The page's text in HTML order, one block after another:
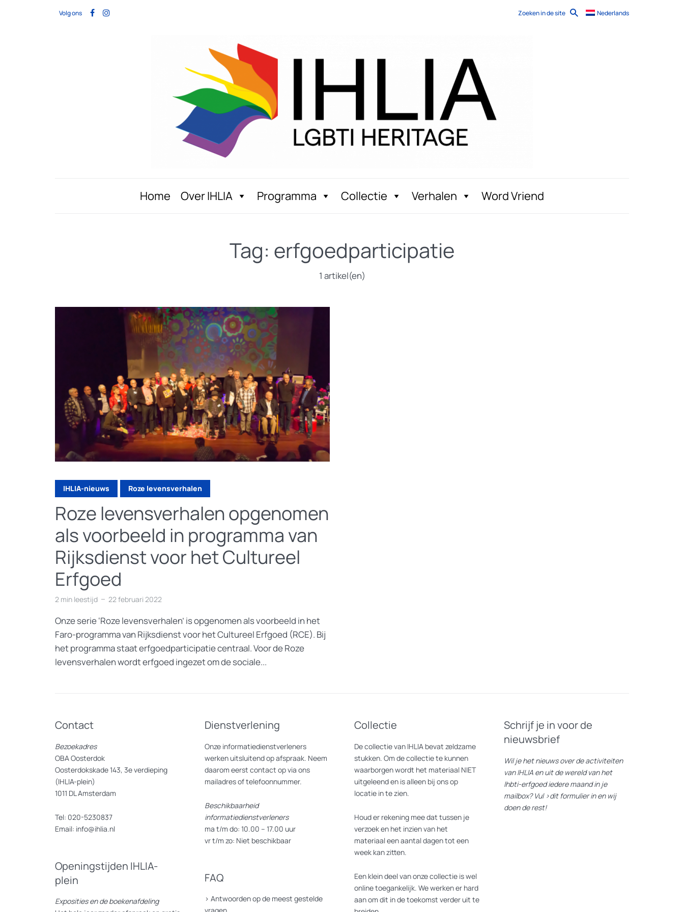
Volg ons Zoeken in de site Nederlands
Home Over IHLIA Programma Collectie Verhalen Word Vriend
Tag: erfgoedparticipatie
1 artikel(en)
IHLIA-nieuws Roze levensverhalen
Roze levensverhalen opgenomen
als voorbeeld in programma van
Rijksdienst voor het Cultureel
Erfgoed
2 min leestijd 22 februari 2022
Onze serie ‘Roze levensverhalen’ is opgenomen als voorbeeld in het
Faro-programma van Rijksdienst voor het Cultureel Erfgoed (RCE). Bij
het programma staat erfgoedparticipatie centraal. Voor de Roze
levensverhalen wordt erfgoed ingezet om de sociale...
Contact
Bezoekadres
OBA Oosterdok
Oosterdokskade 143, 3e verdieping
(IHLIA-plein)
1011 DL Amsterdam
Tel: 020-5230837
Email: info@ihlia.nl
Openingstijden IHLIA-
plein
Exposities en de boekenafdeling
Dienstverlening
Onze informatiedienstverleners
werken uitsluitend op afspraak. Neem
daarom eerst contact op via ons
mailadres of telefoonnummer.
Beschikbaarheid
informatiedienstverleners
ma t/m do: 10.00 – 17.00 uur
vr t/m zo: Niet beschikbaar
FAQ
> Antwoorden op de meest gestelde
Collectie
De collectie van IHLIA bevat zeldzame
stukken. Om de collectie te kunnen
waarborgen wordt het materiaal NIET
uitgeleend en is alleen bij ons op
locatie in te zien.
Houd er rekening mee dat tussen je
verzoek en het inzien van het
materiaal een aantal dagen tot een
week kan zitten.
Een klein deel van onze collectie is wel
online toegankelijk. We werken er hard
aan om dit in de toekomst verder uit te
Schrijf je in voor de
nieuwsbrief
Wil je het nieuws over de activiteiten
van IHLIA en uit de wereld van het
lhbti-erfgoed iedere maand in je
mailbox? Vul >dit formulierin en wij
doen de rest!